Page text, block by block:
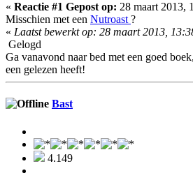
« Reactie #1 Gepost op: 28 maart 2013,
Misschien met een Nutroast ?
« Laatst bewerkt op: 28 maart 2013,
Gelogd
Ga vanavond naar bed met een goed
een gelezen heeft!
Bast
4.149